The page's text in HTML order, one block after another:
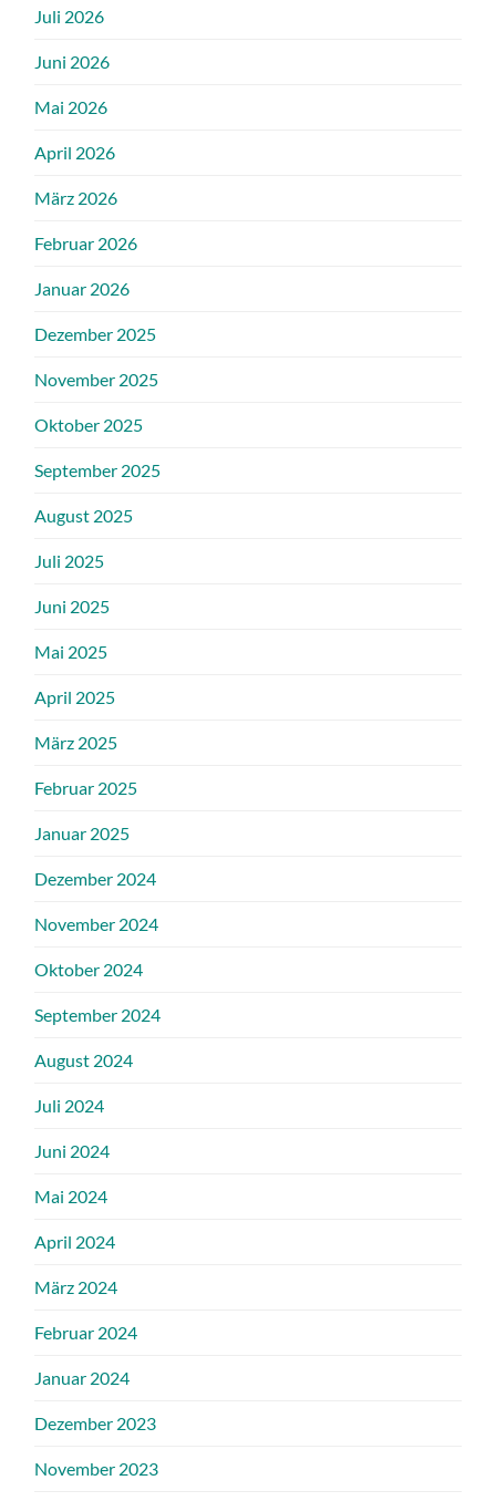
Juli 2026
Juni 2026
Mai 2026
April 2026
März 2026
Februar 2026
Januar 2026
Dezember 2025
November 2025
Oktober 2025
September 2025
August 2025
Juli 2025
Juni 2025
Mai 2025
April 2025
März 2025
Februar 2025
Januar 2025
Dezember 2024
November 2024
Oktober 2024
September 2024
August 2024
Juli 2024
Juni 2024
Mai 2024
April 2024
März 2024
Februar 2024
Januar 2024
Dezember 2023
November 2023